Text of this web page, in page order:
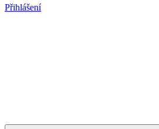
Přihlášení